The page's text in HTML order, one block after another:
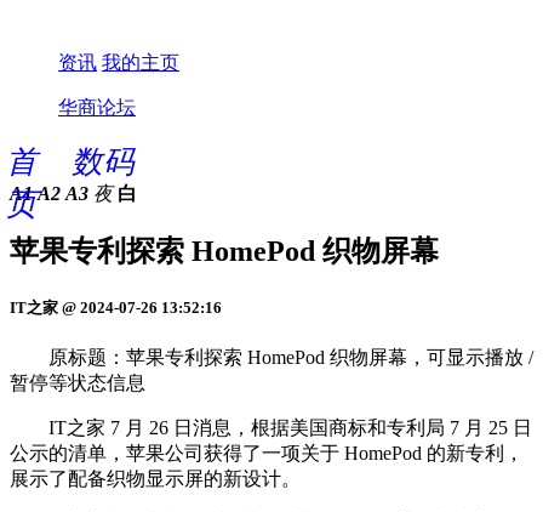
资讯 我的主页
华商论坛
首
页
数码
A1 A2 A3 夜 白
苹果专利探索 HomePod 织物屏幕
IT之家 @ 2024-07-26 13:52:16
原标题：苹果专利探索 HomePod 织物屏幕，可显示播放 /
暂停等状态信息
IT之家 7 月 26 日消息，根据美国商标和专利局 7 月 25 日
公示的清单，苹果公司获得了一项关于 HomePod 的新专利，
展示了配备织物显示屏的新设计。